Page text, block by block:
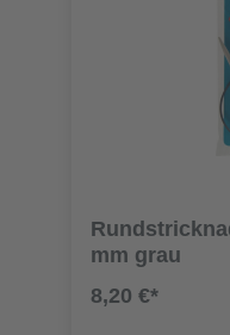
mm grau
8,20 €*